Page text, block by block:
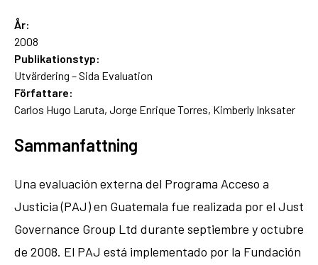
År:
2008
Publikationstyp:
Utvärdering – Sida Evaluation
Författare:
Carlos Hugo Laruta, Jorge Enrique Torres, Kimberly Inksater
Sammanfattning
Una evaluación externa del Programa Acceso a
Justicia (PAJ) en Guatemala fue realizada por el Just
Governance Group Ltd durante septiembre y octubre
de 2008. El PAJ está implementado por la Fundación